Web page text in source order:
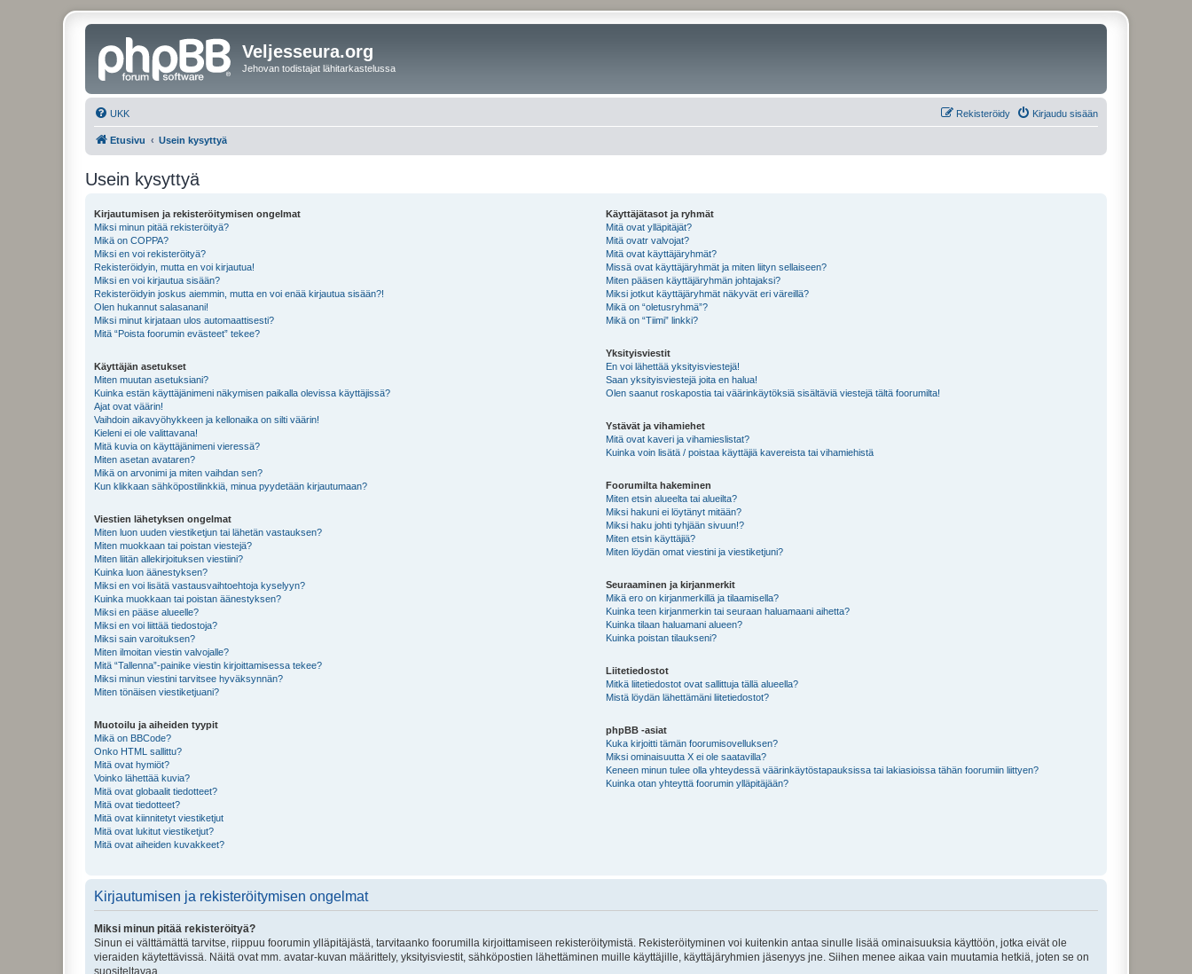
Veljesseura.org
Jehovan todistajat lähitarkastelussa
UKK Kirjaudu sisään
Rekisteröidy
Etusivu Usein kysyttyä
Usein kysyttyä
Kirjautumisen ja rekisteröitymisen ongelmat
Miksi minun pitää rekisteröityä?
Mikä on COPPA?
Miksi en voi rekisteröityä?
Rekisteröidyin, mutta en voi kirjautua!
Miksi en voi kirjautua sisään?
Rekisteröidyin joskus aiemmin, mutta en voi enää kirjautua sisään?!
Olen hukannut salasanani!
Miksi minut kirjataan ulos automaattisesti?
Mitä “Poista foorumin evästeet” tekee?
Käyttäjän asetukset
Miten muutan asetuksiani?
Kuinka estän käyttäjänimeni näkymisen paikalla olevissa käyttäjissä?
Ajat ovat väärin!
Vaihdoin aikavyöhykkeen ja kellonaika on silti väärin!
Kieleni ei ole valittavana!
Mitä kuvia on käyttäjänimeni vieressä?
Miten asetan avataren?
Mikä on arvonimi ja miten vaihdan sen?
Kun klikkaan sähköpostilinkkiä, minua pyydetään kirjautumaan?
Viestien lähetyksen ongelmat
Miten luon uuden viestiketjun tai lähetän vastauksen?
Miten muokkaan tai poistan viestejä?
Miten liitän allekirjoituksen viestiini?
Kuinka luon äänestyksen?
Miksi en voi lisätä vastausvaihtoehtoja kyselyyn?
Kuinka muokkaan tai poistan äänestyksen?
Miksi en pääse alueelle?
Miksi en voi liittää tiedostoja?
Miksi sain varoituksen?
Miten ilmoitan viestin valvojalle?
Mitä “Tallenna”-painike viestin kirjoittamisessa tekee?
Miksi minun viestini tarvitsee hyväksynnän?
Miten tönäisen viestiketjuani?
Muotoilu ja aiheiden tyypit
Mikä on BBCode?
Onko HTML sallittu?
Mitä ovat hymiöt?
Voinko lähettää kuvia?
Mitä ovat globaalit tiedotteet?
Mitä ovat tiedotteet?
Mitä ovat kiinnitetyt viestiketjut
Mitä ovat lukitut viestiketjut?
Mitä ovat aiheiden kuvakkeet?
Käyttäjätasot ja ryhmät
Mitä ovat ylläpitäjät?
Mitä ovatr valvojat?
Mitä ovat käyttäjäryhmät?
Missä ovat käyttäjäryhmät ja miten liityn sellaiseen?
Miten pääsen käyttäjäryhmän johtajaksi?
Miksi jotkut käyttäjäryhmät näkyvät eri väreillä?
Mikä on “oletusryhmä”?
Mikä on “Tiimi” linkki?
Yksityisviestit
En voi lähettää yksityisviestejä!
Saan yksityisviestejä joita en halua!
Olen saanut roskapostia tai väärinkäytöksiä sisältäviä viestejä tältä foorumilta!
Ystävät ja vihamiehet
Mitä ovat kaveri ja vihamieslistat?
Kuinka voin lisätä / poistaa käyttäjiä kavereista tai vihamiehistä
Foorumilta hakeminen
Miten etsin alueelta tai alueilta?
Miksi hakuni ei löytänyt mitään?
Miksi haku johti tyhjään sivuun!?
Miten etsin käyttäjiä?
Miten löydän omat viestini ja viestiketjuni?
Seuraaminen ja kirjanmerkit
Mikä ero on kirjanmerkillä ja tilaamisella?
Kuinka teen kirjanmerkin tai seuraan haluamaani aihetta?
Kuinka tilaan haluamani alueen?
Kuinka poistan tilaukseni?
Liitetiedostot
Mitkä liitetiedostot ovat sallittuja tällä alueella?
Mistä löydän lähettämäni liitetiedostot?
phpBB -asiat
Kuka kirjoitti tämän foorumisovelluksen?
Miksi ominaisuutta X ei ole saatavilla?
Keneen minun tulee olla yhteydessä väärinkäytöstapauksissa tai lakiasioissa tähän foorumiin liittyen?
Kuinka otan yhteyttä foorumin ylläpitäjään?
Kirjautumisen ja rekisteröitymisen ongelmat
Miksi minun pitää rekisteröityä?
Sinun ei välttämättä tarvitse, riippuu foorumin ylläpitäjästä, tarvitaanko foorumilla kirjoittamiseen rekisteröitymistä. Rekisteröityminen voi kuitenkin antaa sinulle lisää ominaisuuksia käyttöön, jotka eivät ole
vieraiden käytettävissä. Näitä ovat mm. avatar-kuvan määrittely, yksityisviestit, sähköpostien lähettäminen muille käyttäjille, käyttäjäryhmien jäsenyys jne. Siihen menee aikaa vain muutamia hetkiä, joten se on
suositeltavaa.